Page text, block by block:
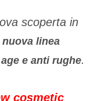
scoperta in
nuova linea
e anti rughe.
cosmetic